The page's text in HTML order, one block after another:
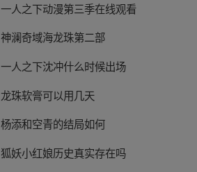
一人之下动漫第三季在线观看
神澜奇域海龙珠第二部
一人之下沈冲什么时候出场
龙珠软膏可以用几天
杨添和空青的结局如何
狐妖小红娘历史真实存在吗